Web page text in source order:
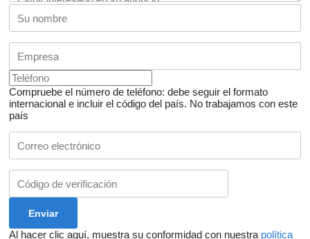
Compruebe el número de teléfono: debe seguir el formato
internacional e incluir el código del país. No trabajamos con este
país
Al hacer clic aquí, muestra su conformidad con nuestra política